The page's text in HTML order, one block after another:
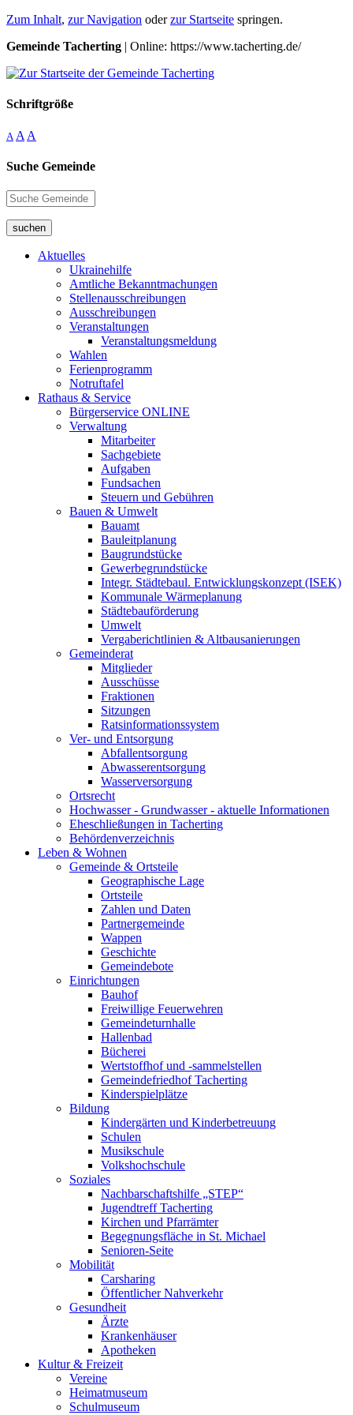
Zum Inhalt, zur Navigation oderzur Startseite springen.
Gemeinde Tacherting | Online: https://www.tacherting.de/
Schriftgröße
A A A
Suche Gemeinde
suchen
Aktuelles
Ukrainehilfe
Amtliche Bekanntmachungen
Stellenausschreibungen
Ausschreibungen
Veranstaltungen
Veranstaltungsmeldung
Wahlen
Ferienprogramm
Notruftafel
Rathaus & Service
Bürgerservice ONLINE
Verwaltung
Mitarbeiter
Sachgebiete
Aufgaben
Fundsachen
Steuern und Gebühren
Bauen & Umwelt
Bauamt
Bauleitplanung
Baugrundstücke
Gewerbegrundstücke
Integr. Städtebaul. Entwicklungskonzept (ISEK)
Kommunale Wärmeplanung
Städtebauförderung
Umwelt
Vergaberichtlinien & Altbausanierungen
Gemeinderat
Mitglieder
Ausschüsse
Fraktionen
Sitzungen
Ratsinformationssystem
Ver- und Entsorgung
Abfallentsorgung
Abwasserentsorgung
Wasserversorgung
Ortsrecht
Hochwasser - Grundwasser - aktuelle Informationen
Eheschließungen in Tacherting
Behördenverzeichnis
Leben & Wohnen
Gemeinde & Ortsteile
Geographische Lage
Ortsteile
Zahlen und Daten
Partnergemeinde
Wappen
Geschichte
Gemeindebote
Einrichtungen
Bauhof
Freiwillige Feuerwehren
Gemeindeturnhalle
Hallenbad
Bücherei
Wertstoffhof und -sammelstellen
Gemeindefriedhof Tacherting
Kinderspielplätze
Bildung
Kindergärten und Kinderbetreuung
Schulen
Musikschule
Volkshochschule
Soziales
Nachbarschaftshilfe „STEP“
Jugendtreff Tacherting
Kirchen und Pfarrämter
Begegnungsfläche in St. Michael
Senioren-Seite
Mobilität
Carsharing
Öffentlicher Nahverkehr
Gesundheit
Ärzte
Krankenhäuser
Apotheken
Kultur & Freizeit
Vereine
Heimatmuseum
Schulmuseum